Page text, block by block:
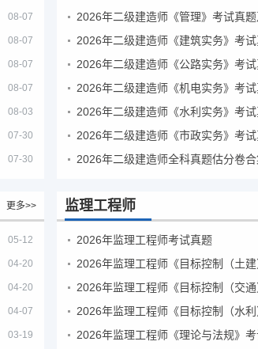
08-07
08-07
08-07
08-07
08-03
07-30
07-30
更多>>
05-12
04-20
04-20
04-07
03-19
监理工程师
2026年监理工程师考试真题